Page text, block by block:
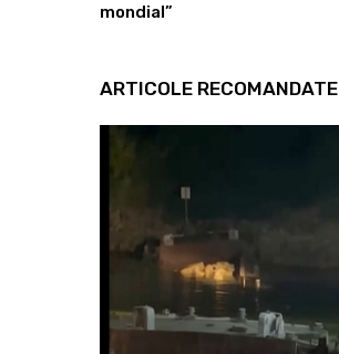
mondial”
ARTICOLE RECOMANDATE